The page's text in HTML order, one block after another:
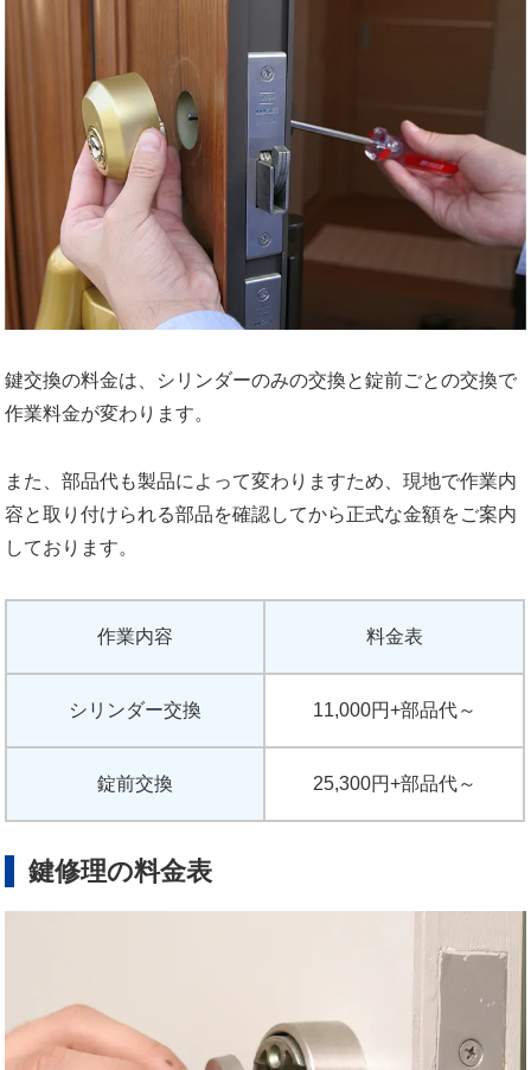
鍵交換の料金は、シリンダーのみの交換と錠前ごとの交換で
作業料金が変わります。
また、部品代も製品によって変わりますため、現地で作業内
容と取り付けられる部品を確認してから正式な金額をご案内
しております。
作業内容 料金表
シリンダー交換 11,000円+部品代～
錠前交換 25,300円+部品代～
鍵修理の料金表